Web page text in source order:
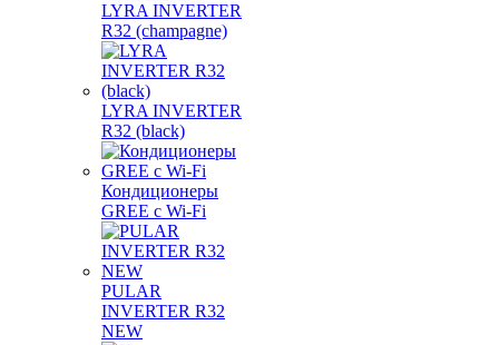
LYRA INVERTER
R32 (champagne)
LYRA INVERTER
R32 (black)
Кондиционеры
GREE с Wi-Fi
PULAR
INVERTER R32
NEW